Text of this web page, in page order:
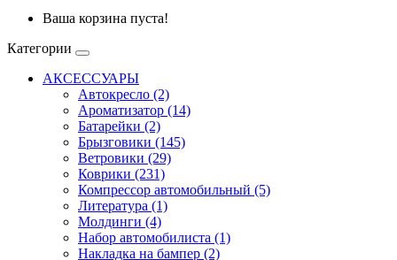
Ваша корзина пуста!
Категории
АКСЕССУАРЫ
Автокресло (2)
Ароматизатор (14)
Батарейки (2)
Брызговики (145)
Ветровики (29)
Коврики (231)
Компрессор автомобильный (5)
Литература (1)
Молдинги (4)
Набор автомобилиста (1)
Накладка на бампер (2)